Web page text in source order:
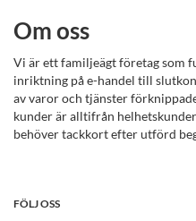
Om oss
Vi är ett familjeägt företag som
inriktning på e-handel till
av varor och tjänster
kunder är alltifrån
behöver tackkort efter utförd
FÖLJ OSS